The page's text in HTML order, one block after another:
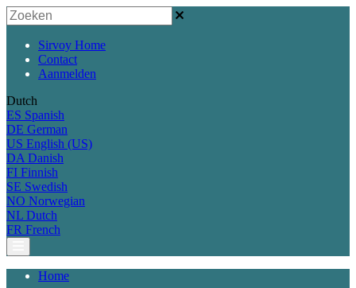
Sirvoy Home
Contact
Aanmelden
Dutch
ES Spanish
DE German
US English (US)
DA Danish
FI Finnish
SE Swedish
NO Norwegian
NL Dutch
FR French
Home